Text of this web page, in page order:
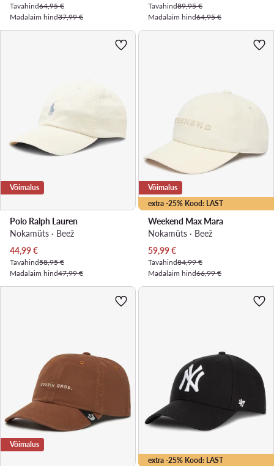
Tavahind64,95 €
Madalaim hind37,99 €
Tavahind89,95 €
Madalaim hind64,95 €
Võimalus
Polo Ralph Lauren
Nokamüts · Beež
Praegune hind
44,99€
Tavahind58,95 €
Madalaim hind47,99 €
extra -25% Kood: LAST
Võimalus
Weekend Max Mara
Nokamüts · Beež
Praegune hind
59,99€
Tavahind84,99 €
Madalaim hind66,99 €
Võimalus
extra -25% Kood: LAST